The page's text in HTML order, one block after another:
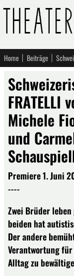
Home Beiträge
FRATELLI
Michele
und
Premiere 1. Juni
----
Zwei Brüder
beiden hat
Der andere
Verantwortung
Alltag zu